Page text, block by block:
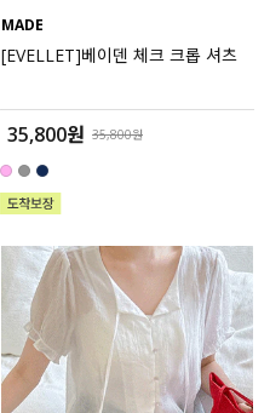
MADE
[EVELLET]베이덴 체크 크롭 셔츠
35,800원 35,800원